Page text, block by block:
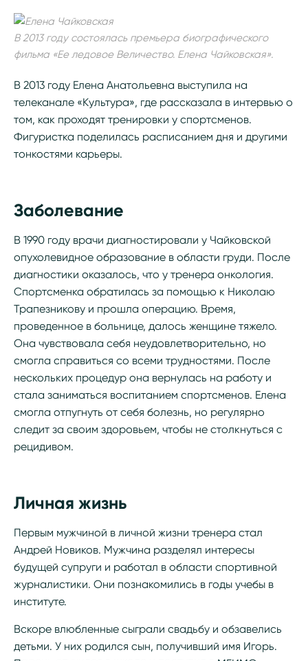
В 2013 году состоялась премьера биографического
фильма «Ее ледовое Величество. Елена Чайковская».
В 2013 году Елена Анатольевна выступила на
телеканале «Культура», где рассказала в интервью о
том, как проходят тренировки у спортсменов.
Фигуристка поделилась расписанием дня и другими
тонкостями карьеры.
Заболевание
В 1990 году врачи диагностировали у Чайковской
опухолевидное образование в области груди. После
диагностики оказалось, что у тренера онкология.
Спортсменка обратилась за помощью к Николаю
Трапезникову и прошла операцию. Время,
проведенное в больнице, далось женщине тяжело.
Она чувствовала себя неудовлетворительно, но
смогла справиться со всеми трудностями. После
нескольких процедур она вернулась на работу и
стала заниматься воспитанием спортсменов. Елена
смогла отпугнуть от себя болезнь, но регулярно
следит за своим здоровьем, чтобы не столкнуться с
рецидивом.
Личная жизнь
Первым мужчиной в личной жизни тренера стал
Андрей Новиков. Мужчина разделял интересы
будущей супруги и работал в области спортивной
журналистики. Они познакомились в годы учебы в
институте.
Вскоре влюбленные сыграли свадьбу и обзавелись
детьми. У них родился сын, получивший имя Игорь.